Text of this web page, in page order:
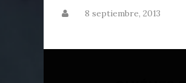
8 septiembre, 2013